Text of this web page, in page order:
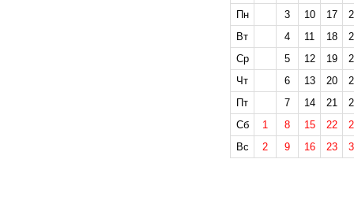
Пн
3 10 17
Вт
4 11 18
Ср
5 12 19
Чт
6 13 20
Пт
7 14 21
Сб
1 8 15 22
Вс
2 9 16 23